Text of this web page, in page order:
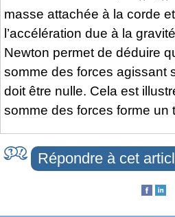
masse attachée à la corde et
l’accélération due à la
Newton permet de déduire
somme des forces agissant
doit être nulle. Cela est
somme des forces forme un
Répondre à cet